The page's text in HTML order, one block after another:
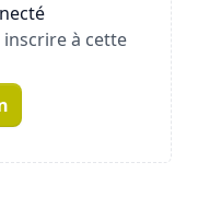
à cette